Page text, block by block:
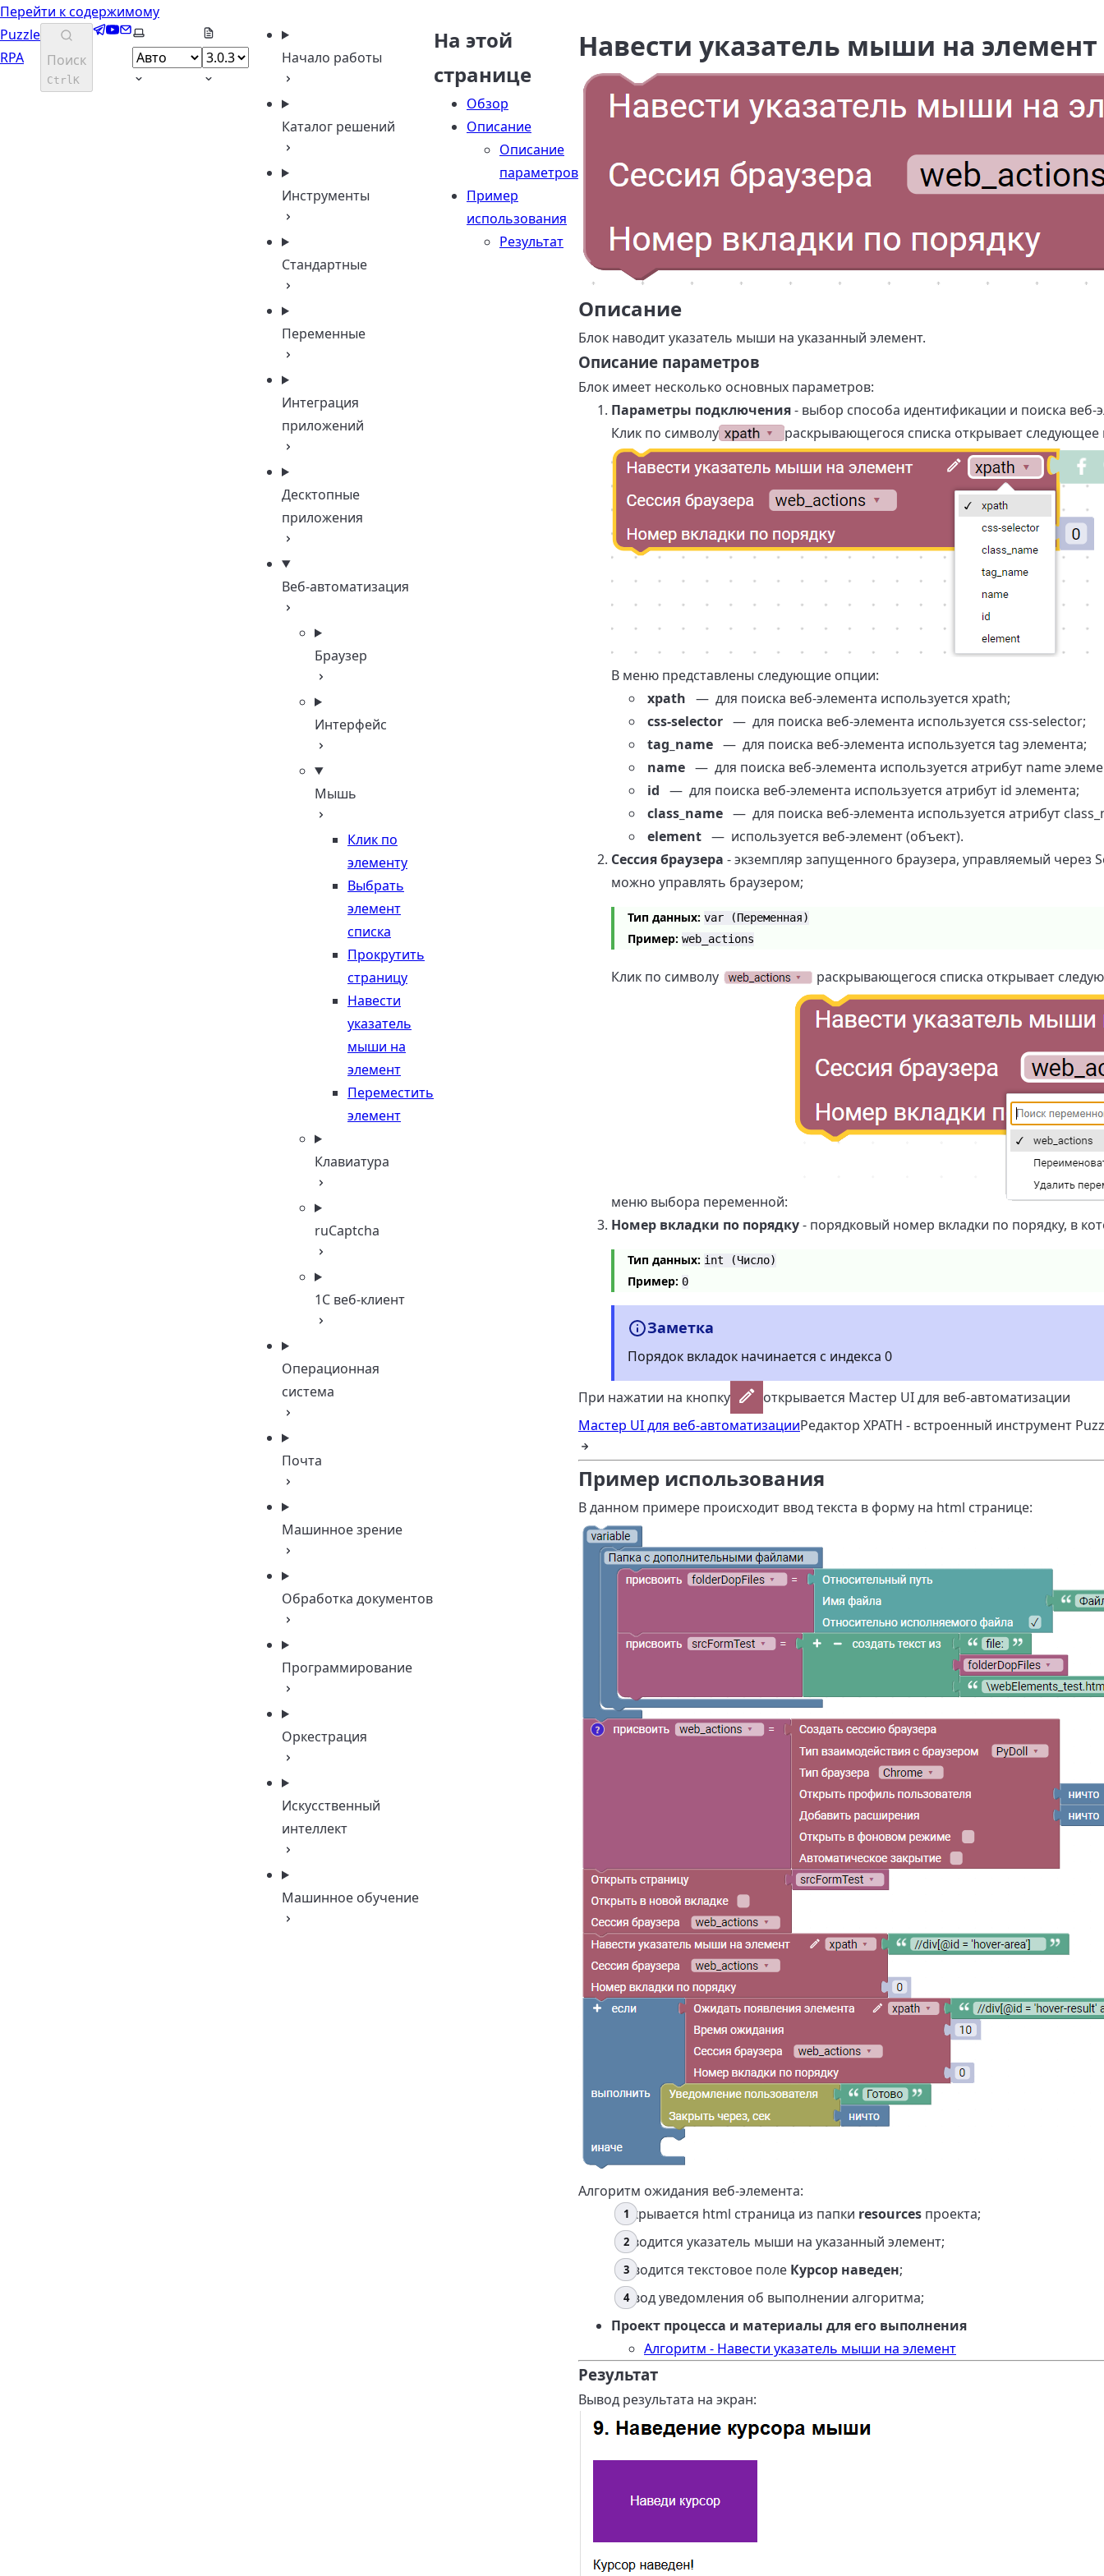
Перейти к содержимому
Puzzle
RPA
Поиск
CtrlK
Telegram
YouTube
EmailВыберите тему
Начало работы
Каталог решений
Инструменты
Стандартные
Переменные
Интеграция
приложений
Десктопные
приложения
Веб-автоматизация
Браузер
Интерфейс
Мышь
Клик по
элементу
Выбрать
элемент
списка
Прокрутить
страницу
Навести
указатель
мыши на
элемент
Переместить
элемент
Клавиатура
ruCaptcha
1C веб-клиент
Операционная
система
Почта
Машинное зрение
Обработка документов
Программирование
Оркестрация
Искусственный
интеллект
Машинное обучение
На этой
странице
Обзор
Описание
Описание
параметров
Пример
использования
Результат
Навести указатель мыши на элемент
Описание
Блок наводит указатель мыши на указанный элемент.
Описание параметров
Блок имеет несколько основных параметров:
Параметры подключения- выбор способа идентификации и поиска веб-
Клик по символу
раскрывающегося списка открывает
В меню представлены следующие опции:
xpath — для поиска веб-элемента используется xpath;
css-selector — для поиска веб-элемента используется css-selector;
tag_name — для поиска веб-элемента используется tag элемента;
name — для поиска веб-элемента используется атрибут name
id — для поиска веб-элемента используется атрибут id элемента;
class_name — для поиска веб-элемента используется атрибут
element — используется веб-элемент (объект).
Сессия браузера - экземпляр запущенного браузера, управляемый через
можно управлять браузером;
Тип данных: var (Переменная)
Пример: web_actions
Клик по символу раскрывающегося списка открывает
меню выбора переменной:
Номер вкладки по порядку- порядковый номер вкладки по порядку, в
Тип данных: int (Число)
Пример: 0
Заметка
Порядок вкладок начинается с индекса 0
При нажатии на кнопку
открывается Мастер UI для веб-автоматизации
Мастер UI для веб-автоматизацииРедактор XPATH - встроенный инструмент
Пример использования
В данном примере происходит ввод текста в форму на html странице:
Алгоритм ожидания веб-элемента:
Открывается html страница из папки resources проекта;
Наводится указатель мыши на указанный элемент;
Выводится текстовое поле Курсор наведен;
Вывод уведомления об выполнении алгоритма;
Проект процесса и материалы для его выполнения
Алгоритм - Навести указатель мыши на элемент
Результат
Вывод результата на экран: